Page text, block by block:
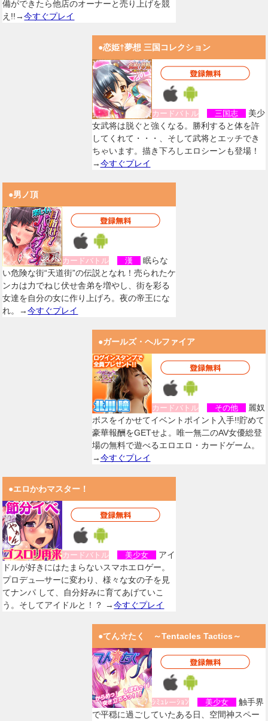
備ができたら他店のオーナーと売り上げを競
え!!→今すぐプレイ
●恋姫†夢想 三国コレクション
カードバトル 三国志
美少
女武将は脱ぐと強くなる。勝利すると体を許
してくれて・・・、そして武将とエッチでき
ちゃいます。描き下ろしエロシーンも登場！
→今すぐプレイ
●男ノ頂
カードバトル 漢
眠らな
い危険な街“天道街”の伝説となれ！売られたケ
ンカは力でねじ伏せ舎弟を増やし、街を彩る
女達を自分の女に作り上げろ。夜の帝王にな
れ。→今すぐプレイ
●ガールズ・ヘルファイア
カードバトル その他
麗奴
ボスをイかせてイベントポイント入手!!貯めて
豪華報酬をGETせよ。唯一無二のAV女優総登
場の無料で遊べるエロエロ・カードゲーム。
→今すぐプレイ
●エロかわマスター！
カードバトル 美少女
アイ
ドルが好きにはたまらないスマホエロゲー。
プロデュ―サーに変わり、様々な女の子を見
てナンパ して、自分好みに育てあげていこ
う。そしてアイドルと！？ →今すぐプレイ
●てん☆たく ～Tentacles Tactics～
ｼﾐｭﾚーｼｮﾝ 美少女
触手界
で平穏に過ごしていたある日、空間神スペー